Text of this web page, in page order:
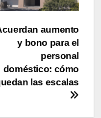
aumento
y bono para el
personal
doméstico: cómo
las escalas